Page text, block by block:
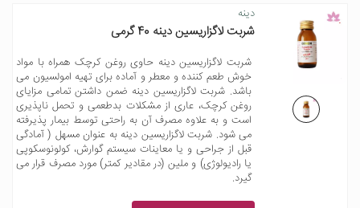
دینه
شربت لاگزاریسین دینه 40 گرمی
شربت لاگزاریسین دینه حاوی روغن کرچک همراه با مواد
خوش طعم کننده و معطر و آماده برای تهیه امولسیون می
باشد. شربت لاگزاریسین دینه ضمن داشتن تمامی مزایای
روغن کرچک، عاری از مشکلات بدطعمی و تحمل ناپذیری
است و به علاوه مصرف آن به راحتی توسط بیمار پذیرفته
می شود. شربت لاگزاریسین دینه به عنوان مسهل ( آمادگی
قبل از جراحی و یا معاینات سیستم گوارش، کولونوسکوپی
یا رادیولوژی) و ملین (در مقادیر کمتر) مورد مصرف قرار می
گیرد.